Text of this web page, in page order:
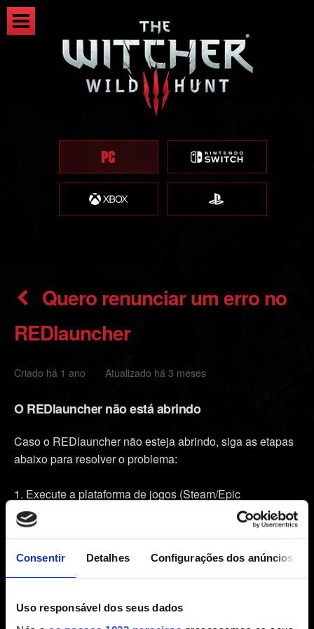
Consentir Detalhes Configurações dos anúncios
Uso responsável dos seus dados
Quero renunciar um erro no
REDlauncher
Criado há 1 ano Atualizado há 3 meses
O REDlauncher não está abrindo
Caso o REDlauncher não esteja abrindo, siga as etapas
abaixo para resolver o problema:
Execute a plataforma de jogos (Steam/Epic
Games/GOG Galaxy) como administrador e tente iniciar o
jogo novamente.
Exclua a pasta REDlauncher localizada em:
Certifique-se de não estar utilizando nenhum